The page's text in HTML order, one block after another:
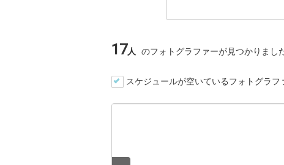
17人 のフォトグラファーが見つかりました
スケジュールが空いているフォトグラフ